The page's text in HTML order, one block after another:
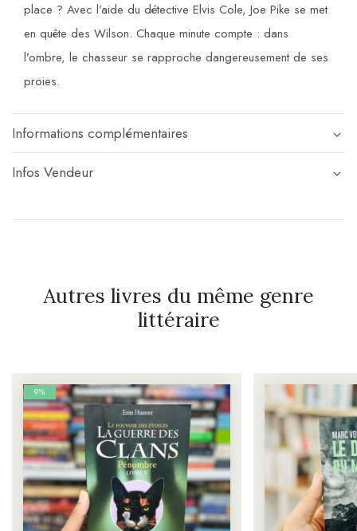
place ? Avec l’aide du détective Elvis Cole, Joe Pike se met
en quête des Wilson. Chaque minute compte : dans
l’ombre, le chasseur se rapproche dangereusement de ses
proies.
Informations complémentaires
Infos Vendeur
Autres livres du même genre
littéraire
9%